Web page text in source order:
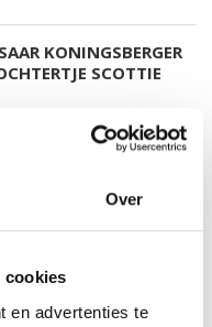
Over
cookies
en advertenties te
KONINGSBERGER
SCOTTIE
DEELT PRACHTIGE